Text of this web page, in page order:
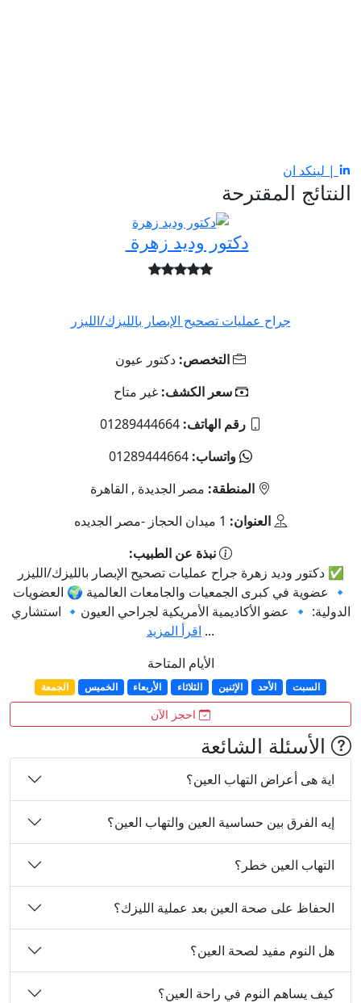
| لينكد ان
النتائج المقترحة
دكتور وديد زهرة
جراح عمليات تصحيح الإبصار بالليزك/الليزر
التخصص: دكتور عيون
سعر الكشف:غير متاح
رقم الهاتف:01289444664
واتساب: 01289444664
المنطقة: مصر الجديدة , القاهرة
العنوان: 1 ميدان الحجاز -مصر الجديده
نبذة عن الطبيب:
✅ دكتور وديد زهرة جراح عمليات تصحيح الإبصار بالليزك/الليزر
🔹 عضوية في كبرى الجمعيات والجامعات العالمية 🌍 العضويات
الدولية: 🔹 عضو الأكاديمية الأمريكية لجراحي العيون🔹 استشاري
... اقرأ المزيد
الأيام المتاحة
السبت الأحد الإثنين الثلاثاء الأربعاء الخميس الجمعة
احجز الآن
الأسئلة الشائعة
اية هى أعراض التهاب العين؟
إيه الفرق بين حساسية العين والتهاب العين؟
التهاب العين خطر؟
الحفاظ على صحة العين بعد عملية الليزك؟
هل النوم مفيد لصحة العين؟
كيف يساهم النوم في راحة العين؟